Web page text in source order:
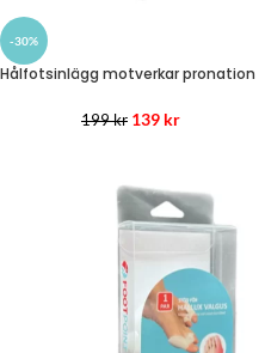
-30%
Hålfotsinlägg motverkar pronation
199kr 139 kr